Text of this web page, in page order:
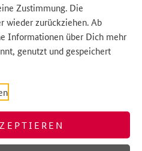
Zustimmung. Die
wieder zurückziehen. Ab
Informationen über Dich mehr
genutzt und gespeichert